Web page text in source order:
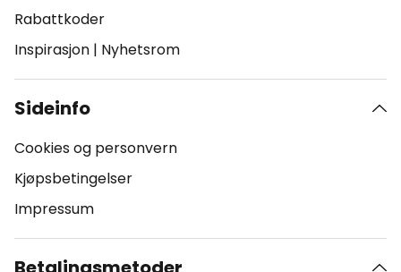
Rabattkoder
Inspirasjon | Nyhetsrom
Sideinfo
Cookies og personvern
Kjøpsbetingelser
Impressum